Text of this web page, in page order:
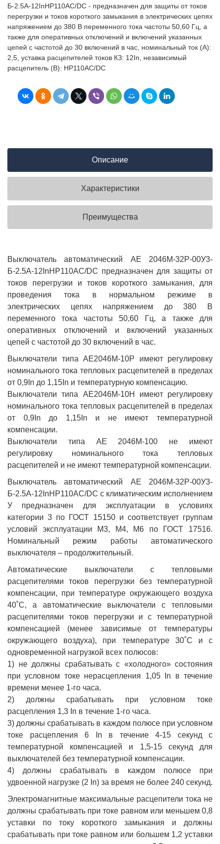
Б-2.5А-12InНР110AC/DC - предназначен для защиты от токов
перегрузки и токов короткого замыкания в электрических цепях
напряжением до 380 В переменного тока частоты 50,60 Гц, а
также для оперативных отключений и включений указанных
цепей с частотой до 30 включений в час, номинальный ток (А):
2,5, уставка расцепителей токов КЗ: 12In, независимый
расцепитель (В): НР110AC/DC
Описание
Характеристики
Преимущества
Выключатель автоматический АЕ 2046М-32Р-00У3-
Б-2.5А-12InНР110AC/DC предназначен для защиты от
токов перегрузки и токов короткого замыкания, для
проведения тока в нормальном режиме в
электрических цепях напряжением до 380 В
переменного тока частоты 50,60 Гц, а также для
оперативных отключений и включений указанных
цепей с частотой до 30 включений в час.
Выключатели типа АЕ2046М-10Р имеют регулировку
номинального тока тепловых расцепителей в пределах
от 0,9In до 1,15In и температурную компенсацию.
Выключатели типа АЕ2046М-10Н имеют регулировку
номинального тока тепловых расцепителей в пределах
от 0,9In до 1,15In и не имеют температурной
компенсации.
Выключатели типа АЕ 2046М-100 не имеют
регулировку номинального тока тепловых
расцепителей и не имеют температурной компенсации.
Выключатель автоматический АЕ 2046М-32Р-00У3-
Б-2.5А-12InНР110AC/DC с климатическим исполнением
У предназначен для эксплуатации в условиях
категории 3 по ГОСТ 15150 и соответствует группам
условий эксплуатации М3, М4, М6 по ГОСТ 17516.
Номинальный режим работы автоматического
выключателя – продолжительный.
Автоматические выключатели с тепловыми
расцепителями токов перегрузки без температурной
компенсации, при температуре окружающего воздуха
40˚С, а автоматические выключатели с тепловыми
расцепителями токов перегрузки и с температурной
компенсацией (менее зависимые от температуры
окружающего воздуха), при температуре 30˚С и с
одновременной нагрузкой всех полюсов:
1) не должны срабатывать с «холодного» состояния
при условном токе нерасцепления 1,05 In в течение
времени менее 1-го часа.
2) должны срабатывать при условном токе
расцепления 1,3 In в течение 1-го часа.
3) должны срабатывать в каждом полюсе при условном
токе расцепления 6 In в течение 4-15 секунд с
температурной компенсацией и 1,5-15 секунд для
выключателей без температурной компенсации.
4) должны срабатывать в каждом полюсе при
удвоенной нагрузке (2 In) за время не более 240 секунд.
Электромагнитные максимальные расцепители тока не
должны срабатывать при токе равном или меньшем 0,8
уставки по току короткого замыкания и должны
срабатывать при токе равном или большем 1,2 уставки